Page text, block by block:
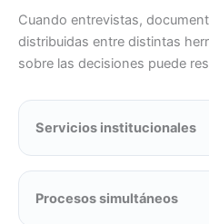
Cuando entrevistas,
distribuidas entre distintas
sobre las decisiones puede
Servicios institucionales
Procesos simultáneos